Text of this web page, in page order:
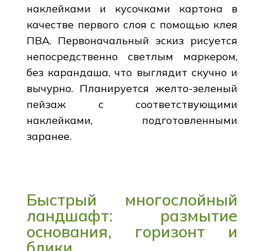
наклейками и кусочками картона в
качестве первого слоя с помощью клея
ПВА. Первоначальный эскиз рисуется
непосредственно светлым маркером,
без карандаша, что выглядит скучно и
вычурно. Планируется желто-зеленый
пейзаж с соответствующими
наклейками, подготовленными
заранее.
Быстрый многослойный
ландшафт: размытие
основания, горизонт и